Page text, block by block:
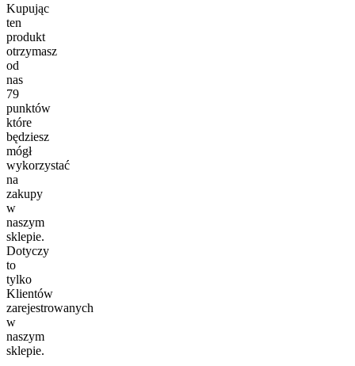
Kupując
ten
produkt
otrzymasz
od
nas
79
punktów
które
będziesz
mógł
wykorzystać
na
zakupy
w
naszym
sklepie.
Dotyczy
to
tylko
Klientów
zarejestrowanych
w
naszym
sklepie.